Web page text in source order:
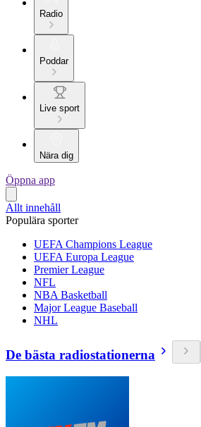
Radio
Poddar
Live sport
Nära dig
Öppna app
Allt innehåll
Populära sporter
UEFA Champions League
UEFA Europa League
Premier League
NFL
NBA Basketball
Major League Baseball
NHL
De bästa radiostationerna